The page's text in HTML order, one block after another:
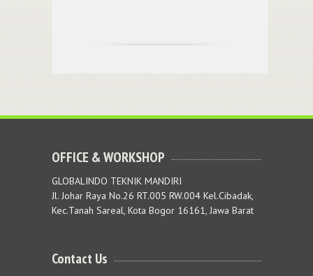
OFFICE & WORKSHOP
GLOBALINDO TEKNIK MANDIRI
Jl. Johar Raya No.26 RT.005 RW.004 Kel.Cibadak,
Kec.Tanah Sareal, Kota Bogor 16161, Jawa Barat
Contact Us